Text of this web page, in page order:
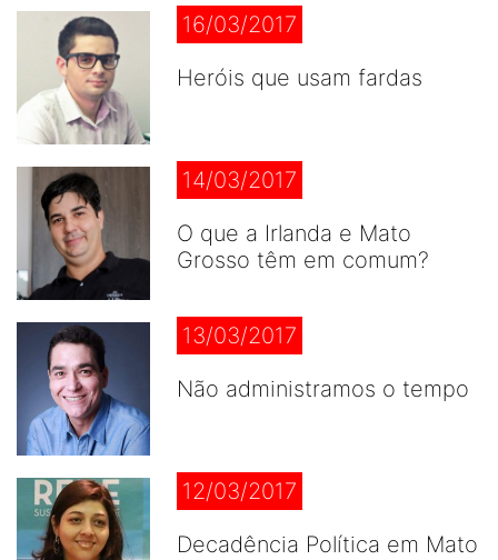
16/03/2017
Heróis que usam fardas
14/03/2017
O que a Irlanda e Mato
Grosso têm em comum?
13/03/2017
Não administramos o tempo
12/03/2017
Decadência Política em Mato